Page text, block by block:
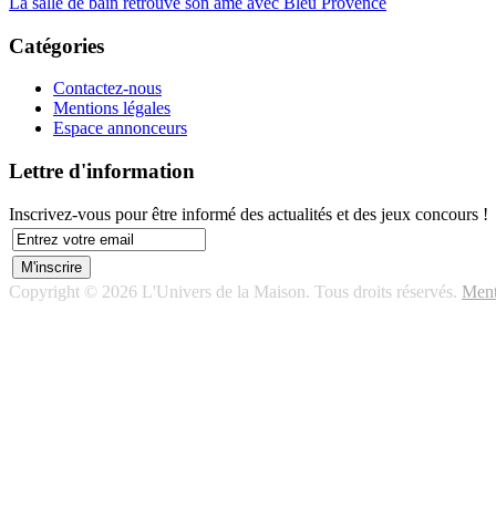
Catégories
Contactez-nous
Mentions légales
Espace annonceurs
Lettre d'information
Inscrivez-vous pour être informé des actualités et des jeux concours !
Copyright © 2026 L'Univers de la Maison. Tous droits réservés.